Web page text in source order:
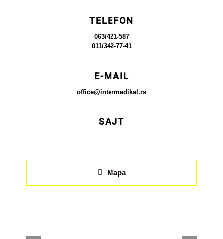
TELEFON
063/421-587
011/342-77-41
E-MAIL
office@intermedikal.rs
SAJT
Mapa